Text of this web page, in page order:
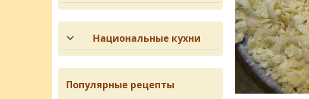
Национальные кухни
Популярные рецепты